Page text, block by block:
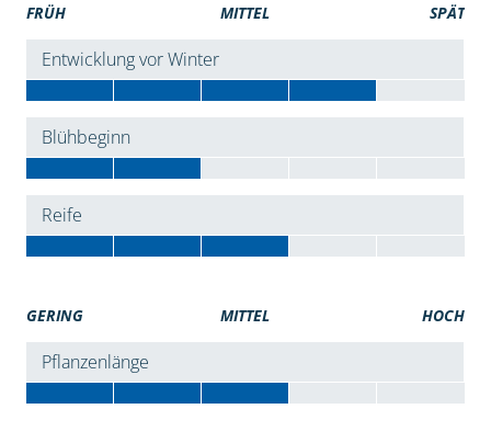
FRÜH MITTEL SPÄT
Entwicklung vor Winter
Blühbeginn
Reife
GERING MITTEL HOCH
Pflanzenlänge